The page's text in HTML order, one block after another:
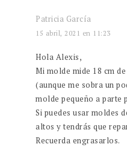
Patricia García
15 abril, 2021 en 11:23
Hola Alexis,
Mi molde mide 18 cm
(aunque me sobra un
molde pequeño a parte
Si puedes usar moldes
altos y tendrás que
Recuerda engrasarlos.